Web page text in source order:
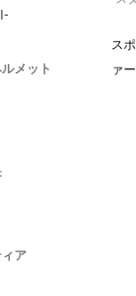
ス
ァ
メット
ア